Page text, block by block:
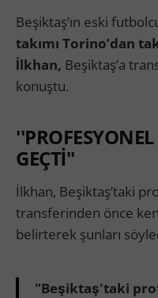
Beşiktaş’ın eski
takımı Torino’dan
İlkhan, Beşiktaş’a
konuştu.
GEÇTİ''
İlkhan, Beşiktaş’taki
transferinden önce
belirterek şunları
"Beşiktaş'taki